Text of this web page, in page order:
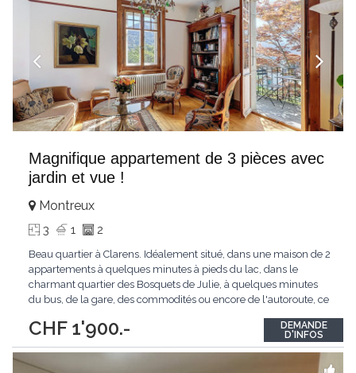
Magnifique appartement de 3 pièces avec
jardin et vue !
CHF 1'900.-
Montreux
3 1 2
Beau quartier à Clarens. Idéalement situé, dans une maison de 2
appartements à quelques minutes à pieds du lac, dans le
charmant quartier des Bosquets de Julie, à quelques minutes
du bus, de la gare, des commodités ou encore de l'autoroute, ce
de belles choses. Pourvu d'une magnifique terrasse,
l'appartement bénéficie également...
DEMANDE
D'INFOS